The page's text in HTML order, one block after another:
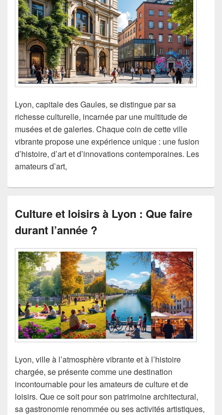
Lyon, capitale des Gaules, se distingue par sa
richesse culturelle, incarnée par une multitude de
musées et de galeries. Chaque coin de cette ville
vibrante propose une expérience unique : une fusion
d’histoire, d’art et d’innovations contemporaines. Les
amateurs d’art,
Culture et loisirs à Lyon : Que faire
durant l’année ?
Lyon, ville à l’atmosphère vibrante et à l’histoire
chargée, se présente comme une destination
incontournable pour les amateurs de culture et de
loisirs. Que ce soit pour son patrimoine architectural,
sa gastronomie renommée ou ses activités artistiques,